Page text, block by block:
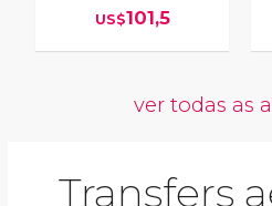
US$101,5
ver todas as
Transfers